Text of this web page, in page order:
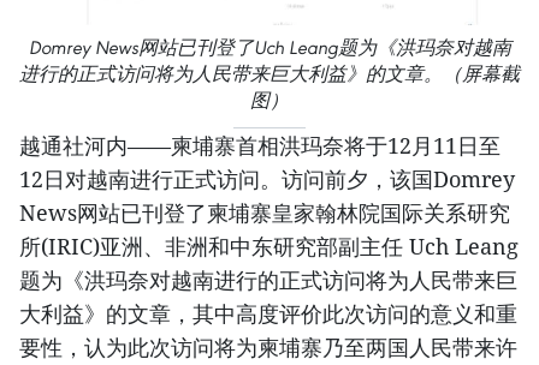
Domrey News网站已刊登了Uch Leang题为《洪玛奈对越南
进行的正式访问将为人民带来巨大利益》的文章。（屏幕截
图）
越通社河内——柬埔寨首相洪玛奈将于12月11日至
12日对越南进行正式访问。访问前夕，该国Domrey
News网站已刊登了柬埔寨皇家翰林院国际关系研究
所(IRIC)亚洲、非洲和中东研究部副主任 Uch Leang
题为《洪玛奈对越南进行的正式访问将为人民带来巨
大利益》的文章，其中高度评价此次访问的意义和重
要性，认为此次访问将为柬埔寨乃至两国人民带来许